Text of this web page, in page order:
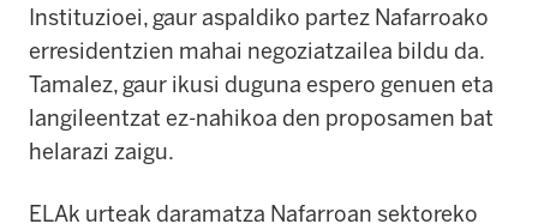
Instituzioei, gaur aspaldiko partez Nafarroako
erresidentzien mahai negoziatzailea bildu da.
Tamalez, gaur ikusi duguna espero genuen eta
langileentzat ez-nahikoa den proposamen bat
helarazi zaigu.
ELAk urteak daramatza Nafarroan sektoreko